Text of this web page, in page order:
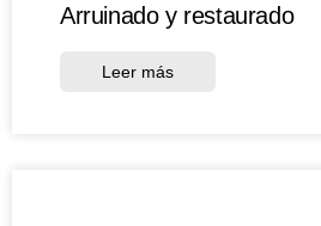
Arruinado y restaurado
Leer más